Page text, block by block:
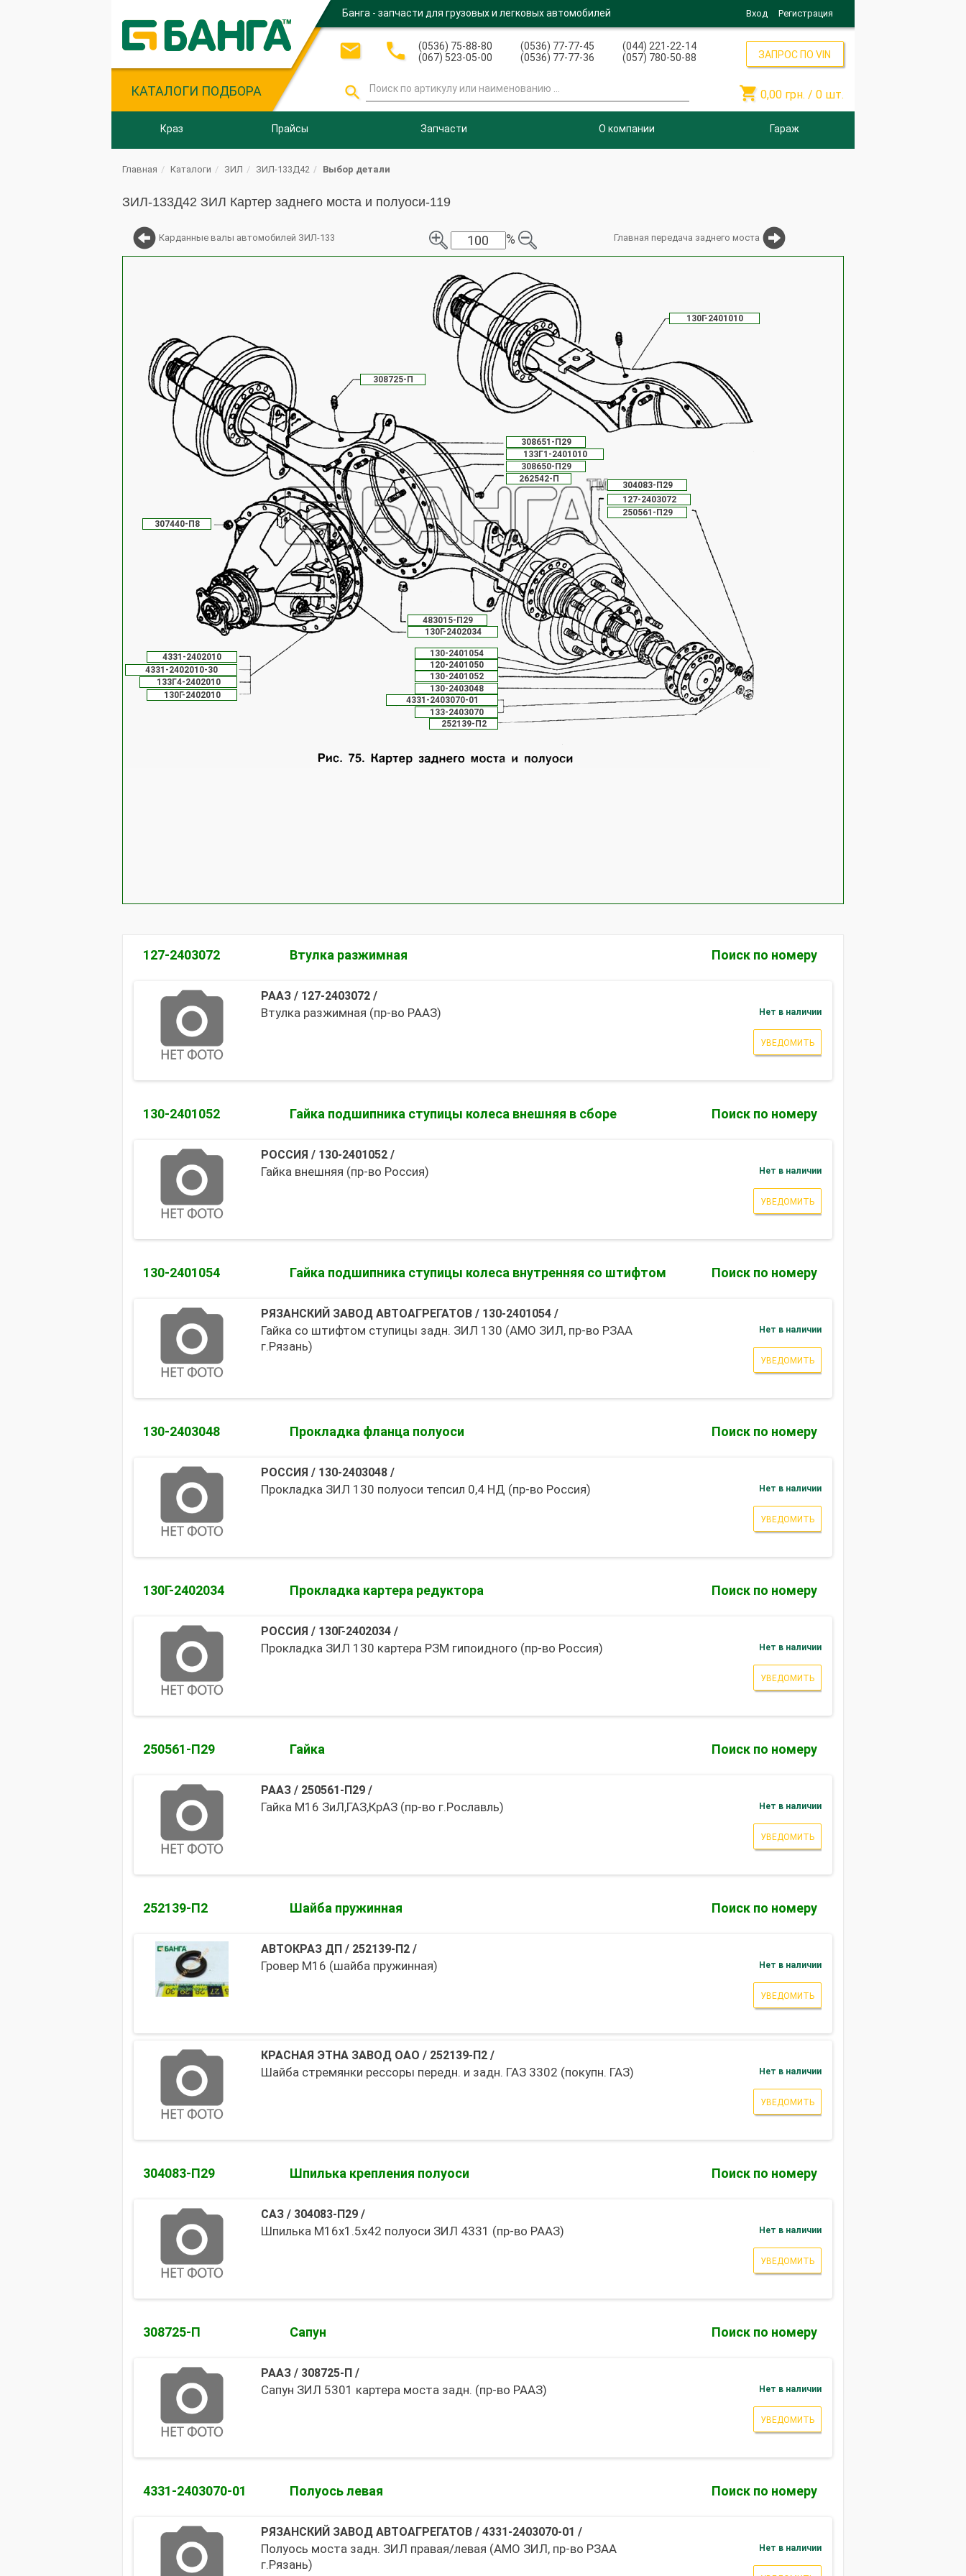
КАТАЛОГИ ПОДБОРА
Банга - запчасти для грузовых и легковых автомобилей Вход Регистрация
 
(0536) 75-88-80
(067) 523-05-00
(0536) 77-77-45
(0536) 77-77-36
(044) 221-22-14
(057) 780-50-88

ЗАПРОС ПО VIN
 0,00 грн. / 0 шт.
Краз Прайсы Запчасти О компании Гараж
Главная Каталоги ЗИЛ ЗИЛ-133Д42 Выбор детали
ЗИЛ-133Д42 ЗИЛ Картер заднего моста и полуоси-119
Карданные валы автомобилей ЗИЛ-133 % Главная передача заднего моста
120-2401050
127-2403072
130-2401052
130-2401054
130-2403048
130Г-2401010
130Г-2402010
130Г-2402034
133-2403070
133Г1-2401010
133Г4-2402010
250561-П29
252139-П2
262542-П
304083-П29
307440-П8
308650-П29
308651-П29
308725-П
4331-2402010
4331-2402010-30
4331-2403070-01
483015-П29
127-2403072 Втулка разжимная Поиск по номеру
РААЗ/ 127-2403072/
Втулка разжимная (пр-во РААЗ) Нет в наличии
УВЕДОМИТЬ
130-2401052 Гайка подшипника ступицы колеса внешняя в сборе Поиск по номеру
РОССИЯ / 130-2401052/
Гайка внешняя (пр-во Россия) Нет в наличии
УВЕДОМИТЬ
130-2401054 Гайка подшипника ступицы колеса внутренняя со штифтом Поиск по номеру
РЯЗАНСКИЙ ЗАВОД АВТОАГРЕГАТОВ/ 130-2401054/
Гайка со штифтом ступицы задн. ЗИЛ 130 (АМО ЗИЛ, пр-во РЗАА
г.Рязань)
Нет в наличии
УВЕДОМИТЬ
130-2403048 Прокладка фланца полуоси Поиск по номеру
РОССИЯ / 130-2403048/
Прокладка ЗИЛ 130 полуоси тепсил 0,4 НД (пр-во Россия) Нет в наличии
УВЕДОМИТЬ
130Г-2402034 Прокладка картера редуктора Поиск по номеру
РОССИЯ / 130Г-2402034/
Прокладка ЗИЛ 130 картера РЗМ гипоидного (пр-во Россия) Нет в наличии
УВЕДОМИТЬ
250561-П29 Гайка Поиск по номеру
РААЗ/ 250561-П29/
Гайка М16 ЗиЛ,ГАЗ,КрАЗ (пр-во г.Рославль) Нет в наличии
УВЕДОМИТЬ
252139-П2 Шайба пружинная Поиск по номеру
АВТОКРАЗ ДП/ 252139-П2/
Гровер М16 (шайба пружинная) Нет в наличии
УВЕДОМИТЬ
КРАСНАЯ ЭТНА ЗАВОД ОАО / 252139-П2/
Шайба стремянки рессоры передн. и задн. ГАЗ 3302 (покупн. ГАЗ) Нет в наличии
УВЕДОМИТЬ
304083-П29 Шпилька крепления полуоси Поиск по номеру
САЗ/ 304083-П29/
Шпилька М16х1.5х42 полуоси ЗИЛ 4331 (пр-во РААЗ) Нет в наличии
УВЕДОМИТЬ
308725-П Сапун Поиск по номеру
РААЗ/ 308725-П/
Сапун ЗИЛ 5301 картера моста задн. (пр-во РААЗ) Нет в наличии
УВЕДОМИТЬ
4331-2403070-01 Полуось левая Поиск по номеру
РЯЗАНСКИЙ ЗАВОД АВТОАГРЕГАТОВ/ 4331-2403070-01 /
Полуось моста задн. ЗИЛ правая/левая (АМО ЗИЛ, пр-во РЗАА
г.Рязань)
Нет в наличии